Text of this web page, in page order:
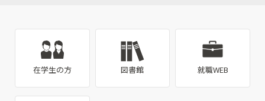
在学生の方 図書館 就職WEB